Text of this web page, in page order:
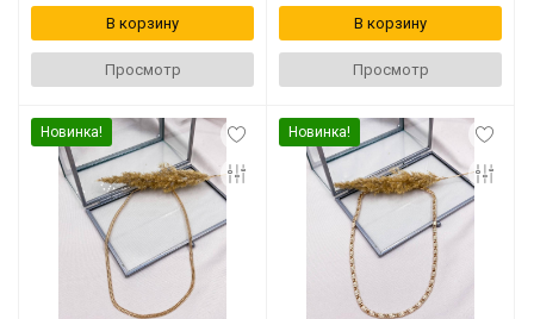
В корзину
Просмотр
В корзину
Просмотр
Новинка! Новинка!